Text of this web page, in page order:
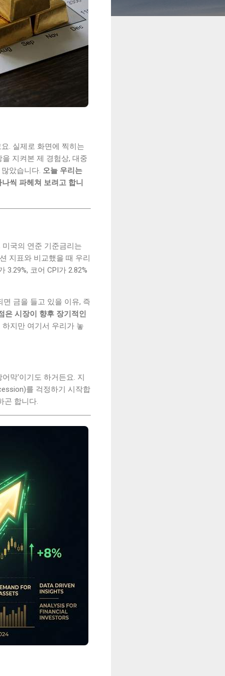
. 실제로 화면에 찍히는
지켜본 제 경험상, 대중
았습니다. 오늘 우리는
씩 파헤쳐 보려고 합니
국의 연준 기준금리는
지표와 비교했을 때 우리
코어 CPI가 2.82%
금을 들고 있을 이유, 즉
은 시장이 향후 장기적인
하지만 여기서 우리가 놓
막'이기도 하거든요. 지
를 걱정하기 시작합
곤 합니다.